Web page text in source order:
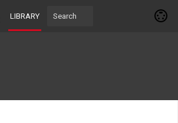
LIBRARY